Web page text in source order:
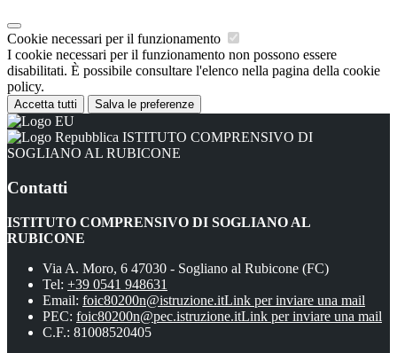
Cookie necessari per il funzionamento
I cookie necessari per il funzionamento non possono essere
disabilitati. È possibile consultare l'elenco nella pagina della cookie
policy.
Accetta tutti Salva le preferenze
ISTITUTO COMPRENSIVO DI
SOGLIANO AL RUBICONE
Contatti
ISTITUTO COMPRENSIVO DI SOGLIANO AL
RUBICONE
Via A. Moro, 6 47030 - Sogliano al Rubicone (FC)
Tel: +39 0541 948631
Email: foic80200n@istruzione.itLink per inviare una mail
PEC: foic80200n@pec.istruzione.itLink per inviare una mail
C.F.: 81008520405